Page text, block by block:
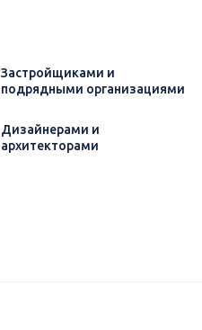
Застройщиками и
подрядными организациями
Дизайнерами и
архитекторами